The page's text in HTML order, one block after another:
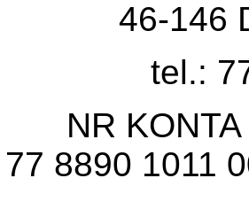
46-146
tel.:
NR
77 8890 1011